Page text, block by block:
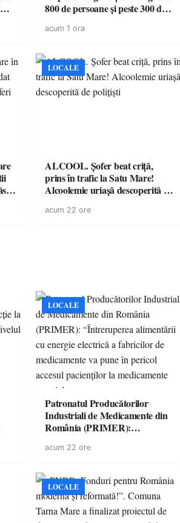
800 de persoane și peste 300 de
acum 1 ora
LOCALE
ALCOOL. Șofer beat criță,
prins în trafic la Satu Mare!
Alcoolemie uriașă descoperită de
acum 22 ore
LOCALE
Patronatul Producătorilor
Industriali de Medicamente din
România (PRIMER):
energie electrică a fabricilor de
accesul pacienților la
medicamente esențiale
acum 22 ore
LOCALE